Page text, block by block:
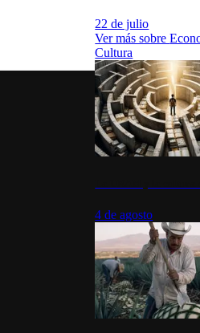
22 de julio
Ver más sobre
Cultura
4 de agosto